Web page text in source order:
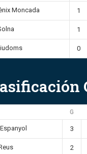
Moncada 1
1
0
G
3
2